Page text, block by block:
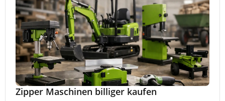
Zipper Maschinen billiger kaufen